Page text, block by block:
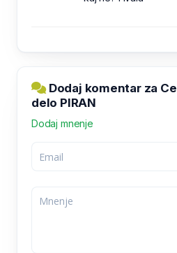
Dodaj komentar za
delo PIRAN
Dodaj mnenje